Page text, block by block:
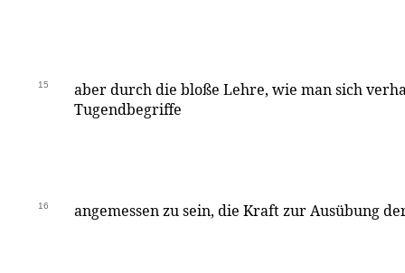
15
aber durch die bloße Lehre, wie man sich
Tugendbegriffe
16 angemessen zu sein, die Kraft zur Ausübung